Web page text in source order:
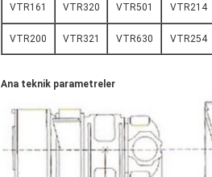
VTR161 VTR320 VTR501 VTR214
VTR200 VTR321 VTR630 VTR254
Ana teknik parametreler